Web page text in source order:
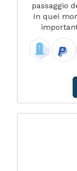
passaggio
In quei